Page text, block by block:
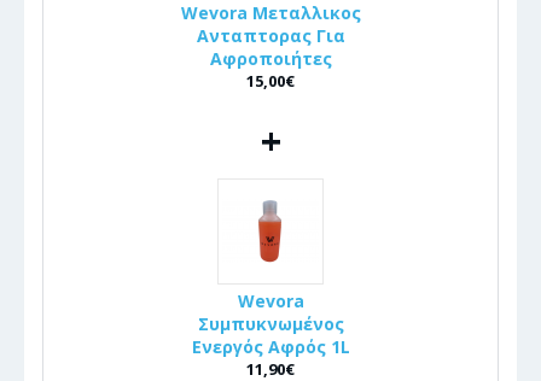
Wevora Μεταλλικος
Ανταπτορας Για
Αφροποιήτες
15,00€
+
Wevora
Συμπυκνωμένος
Ενεργός Αφρός 1L
11,90€